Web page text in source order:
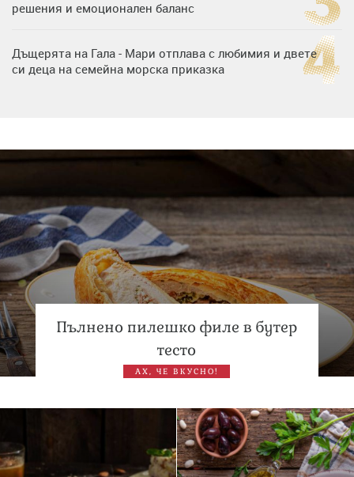
решения и емоционален баланс
Дъщерята на Гала - Мари отплава с любимия и двете
си деца на семейна морска приказка
Пълнено пилешко филе в бутер
тесто
АХ, ЧЕ ВКУСНО!